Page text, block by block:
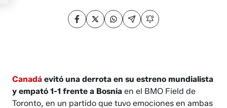
Canadáevitó una derrota en su estreno mundialista
y empató 1-1 frente a Bosnia en el BMO Field de
Toronto, en un partido que tuvo emociones en ambas